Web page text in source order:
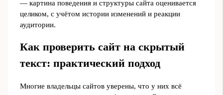
— картина поведения и структуры сайта оценивается
целиком, с учётом истории изменений и реакции
аудитории.
Как проверить сайт на скрытый
текст: практический подход
Многие владельцы сайтов уверены, что у них всё